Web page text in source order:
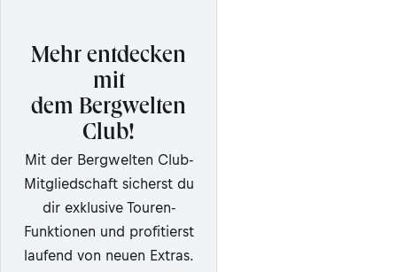
Mehr entdecken
mit
dem Bergwelten
Club!
Mit der Bergwelten Club-
Mitgliedschaft sicherst du
dir exklusive Touren-
Funktionen und profitierst
laufend von neuen Extras.